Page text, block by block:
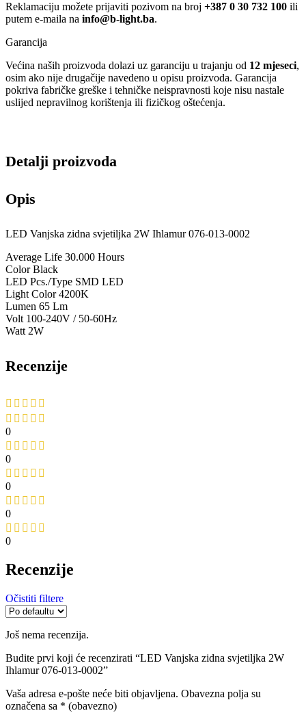
Reklamaciju možete prijaviti pozivom na broj +387 0 30 732 100 ili
putem e-maila na info@b-light.ba.
Garancija
Većina naših proizvoda dolazi uz garanciju u trajanju od 12 mjeseci,
osim ako nije drugačije navedeno u opisu proizvoda. Garancija
pokriva fabričke greške i tehničke neispravnosti koje nisu nastale
uslijed nepravilnog korištenja ili fizičkog oštećenja.
Detalji proizvoda
Opis
LED Vanjska zidna svjetiljka 2W Ihlamur 076-013-0002
Average Life 30.000 Hours
Color Black
LED Pcs./Type SMD LED
Light Color 4200K
Lumen 65 Lm
Volt 100-240V / 50-60Hz
Watt 2W
Recenzije
0
0
0
0
0
Recenzije
Očistiti filtere
Još nema recenzija.
Budite prvi koji će recenzirati “LED Vanjska zidna svjetiljka 2W
Ihlamur 076-013-0002”
Vaša adresa e-pošte neće biti objavljena. Obavezna polja su
označena sa * (obavezno)